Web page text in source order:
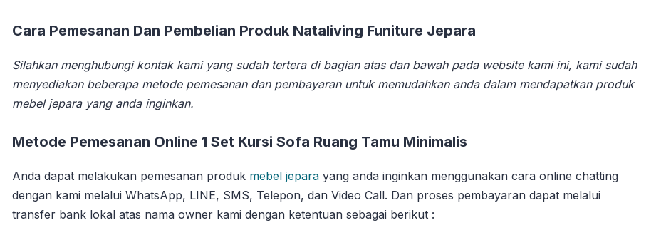
Cara Pemesanan Dan Pembelian Produk Nataliving Funiture Jepara
Silahkan menghubungi kontak kami yang sudah tertera di bagian atas dan bawah pada website kami ini, kami sudah
menyediakan beberapa metode pemesanan dan pembayaran untuk memudahkan anda dalam mendapatkan produk
mebel jepara yang anda inginkan.
Metode Pemesanan Online 1 Set Kursi Sofa Ruang Tamu Minimalis
Anda dapat melakukan pemesanan produk mebel jepara yang anda inginkan menggunakan cara online chatting
dengan kami melalui WhatsApp, LINE, SMS, Telepon, dan Video Call. Dan proses pembayaran dapat melalui
transfer bank lokal atas nama owner kami dengan ketentuan sebagai berikut :